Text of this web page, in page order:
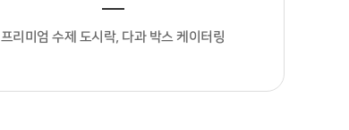
프리미엄 수제 도시락, 다과 박스 케이터링